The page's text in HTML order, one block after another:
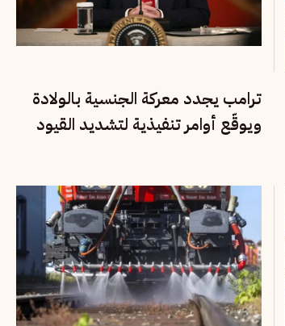
ترامب يجدد معركة الجنسية بالولادة
ويوقّع أوامر تنفيذية لتشديد القيود